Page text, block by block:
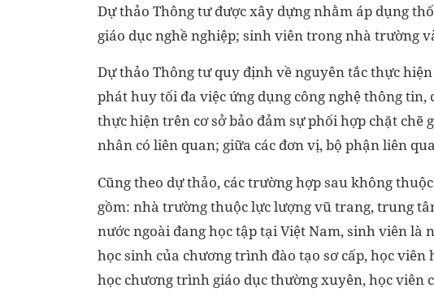
Dự thảo Thông tư được xây dựng nhằm áp dụng
giáo dục nghề nghiệp; sinh viên trong nhà trường
Dự thảo Thông tư quy định về nguyên tắc thực
phát huy tối đa việc ứng dụng công nghệ thông tin,
thực hiện trên cơ sở bảo đảm sự phối hợp chặt chẽ
nhân có liên quan; giữa các đơn vị, bộ phận liên
Cũng theo dự thảo, các trường hợp sau không
gồm: nhà trường thuộc lực lượng vũ trang, trung
nước ngoài đang học tập tại Việt Nam, sinh viên là
học sinh của chương trình đào tạo sơ cấp, học
học chương trình giáo dục thường xuyên, học viên